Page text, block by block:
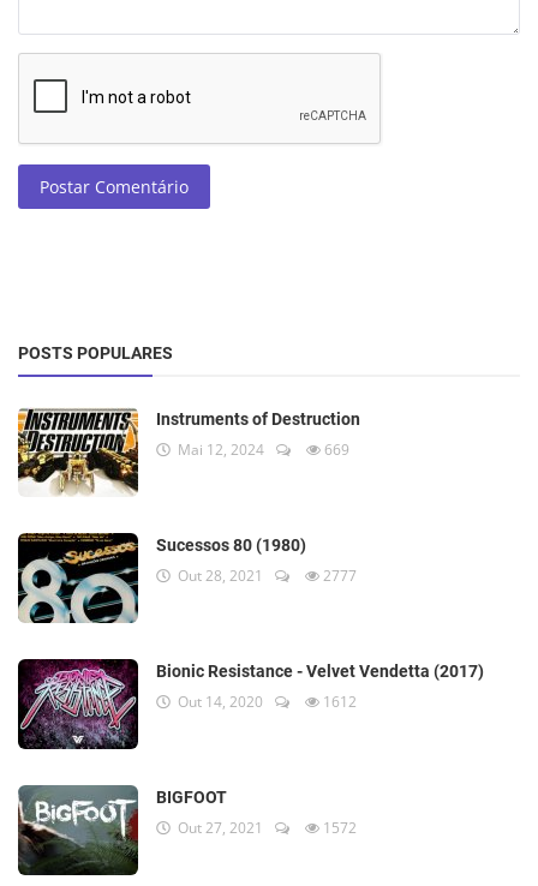
Postar Comentário
POSTS POPULARES
Instruments of Destruction
Mai 12, 2024 669
Sucessos 80 (1980)
Out 28, 2021 2777
Bionic Resistance - Velvet Vendetta (2017)
Out 14, 2020 1612
BIGFOOT
Out 27, 2021 1572